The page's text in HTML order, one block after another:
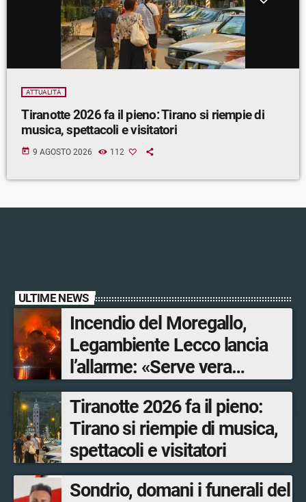
ATTUALITÀ
Tiranotte 2026 fa il pieno: Tirano si riempie di
musica, spettacoli e visitatori
today 9 AGOSTO 2026 112
ULTIME NEWS
Incendio del Moregallo,
Legambiente Lecco lancia
l’allarme: «Serve vera
prevenzione»
Tiranotte 2026 fa il pieno:
Tirano si riempie di musica,
spettacoli e visitatori
Sondrio, domani i funerali del